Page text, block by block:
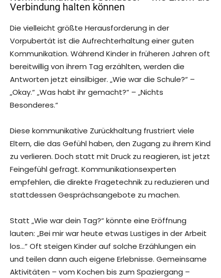
Verbindung halten können
Die vielleicht größte Herausforderung in der
Vorpubertät ist die Aufrechterhaltung einer guten
Kommunikation. Während Kinder in früheren Jahren oft
bereitwillig von ihrem Tag erzählten, werden die
Antworten jetzt einsilbiger. „Wie war die Schule?“ –
„Okay.“ „Was habt ihr gemacht?“ – „Nichts
Besonderes.“
Diese kommunikative Zurückhaltung frustriert viele
Eltern, die das Gefühl haben, den Zugang zu ihrem Kind
zu verlieren. Doch statt mit Druck zu reagieren, ist jetzt
Feingefühl gefragt. Kommunikationsexperten
empfehlen, die direkte Fragetechnik zu reduzieren und
stattdessen Gesprächsangebote zu machen.
Statt „Wie war dein Tag?“ könnte eine Eröffnung
lauten: „Bei mir war heute etwas Lustiges in der Arbeit
los…“ Oft steigen Kinder auf solche Erzählungen ein
und teilen dann auch eigene Erlebnisse. Gemeinsame
Aktivitäten – vom Kochen bis zum Spaziergang –